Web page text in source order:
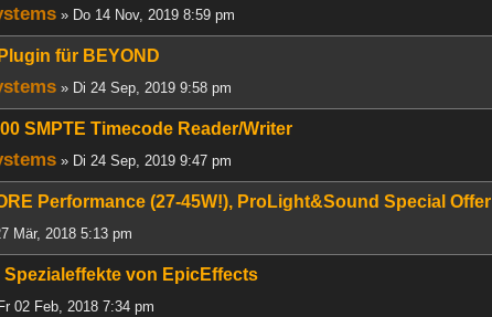
» Do 14 Nov, 2019 8:59 pm
für BEYOND
» Di 24 Sep, 2019 9:58 pm
SMPTE Timecode Reader/Writer
» Di 24 Sep, 2019 9:47 pm
Performance (27-45W!), ProLight&Sound Special Offer
Mär, 2018 5:13 pm
von EpicEffects
02 Feb, 2018 7:34 pm